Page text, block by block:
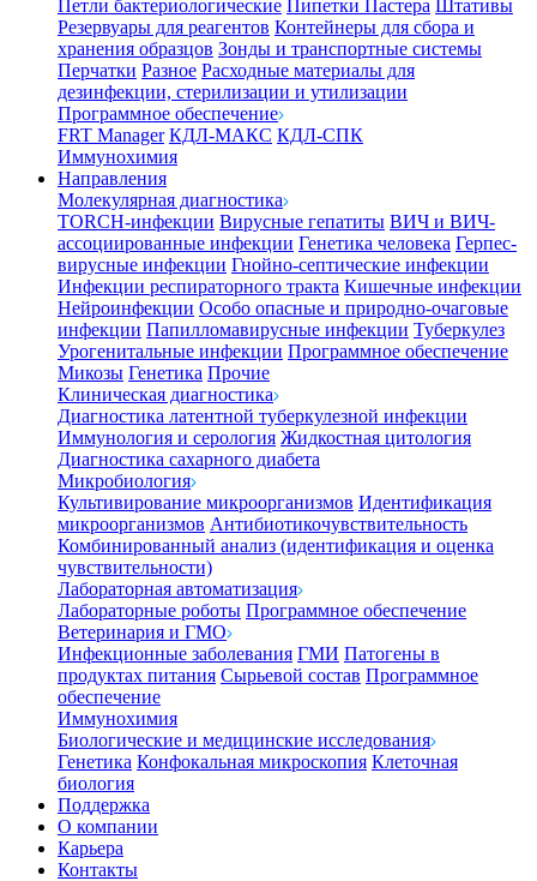
Петли бактериологические Пипетки Пастера Штативы
Резервуары для реагентов Контейнеры для сбора и
хранения образцов Зонды и транспортные системы
Перчатки Разное Расходные материалы для
дезинфекции, стерилизации и утилизации
Программное обеспечение
FRT Manager КДЛ-МАКС КДЛ-СПК
Иммунохимия
Направления
Молекулярная диагностика
TORCH-инфекции Вирусные гепатиты ВИЧ и ВИЧ-
ассоциированные инфекции Генетика человека Герпес-
вирусные инфекции Гнойно-септические инфекции
Инфекции респираторного тракта Кишечные инфекции
Нейроинфекции Особо опасные и природно-очаговые
инфекции Папилломавирусные инфекции Туберкулез
Урогенитальные инфекции Программное обеспечение
Микозы Генетика Прочие
Клиническая диагностика
Диагностика латентной туберкулезной инфекции
Иммунология и серология Жидкостная цитология
Диагностика сахарного диабета
Микробиология
Культивирование микроорганизмов Идентификация
микроорганизмов Антибиотикочувствительность
Комбинированный анализ (идентификация и оценка
чувствительности)
Лабораторная автоматизация
Лабораторные роботы Программное обеспечение
Ветеринария и ГМО
Инфекционные заболевания ГМИ Патогены в
продуктах питания Сырьевой состав Программное
обеспечение
Иммунохимия
Биологические и медицинские исследования
Генетика Конфокальная микроскопия Клеточная
биология
Поддержка
О компании
Карьера
Контакты